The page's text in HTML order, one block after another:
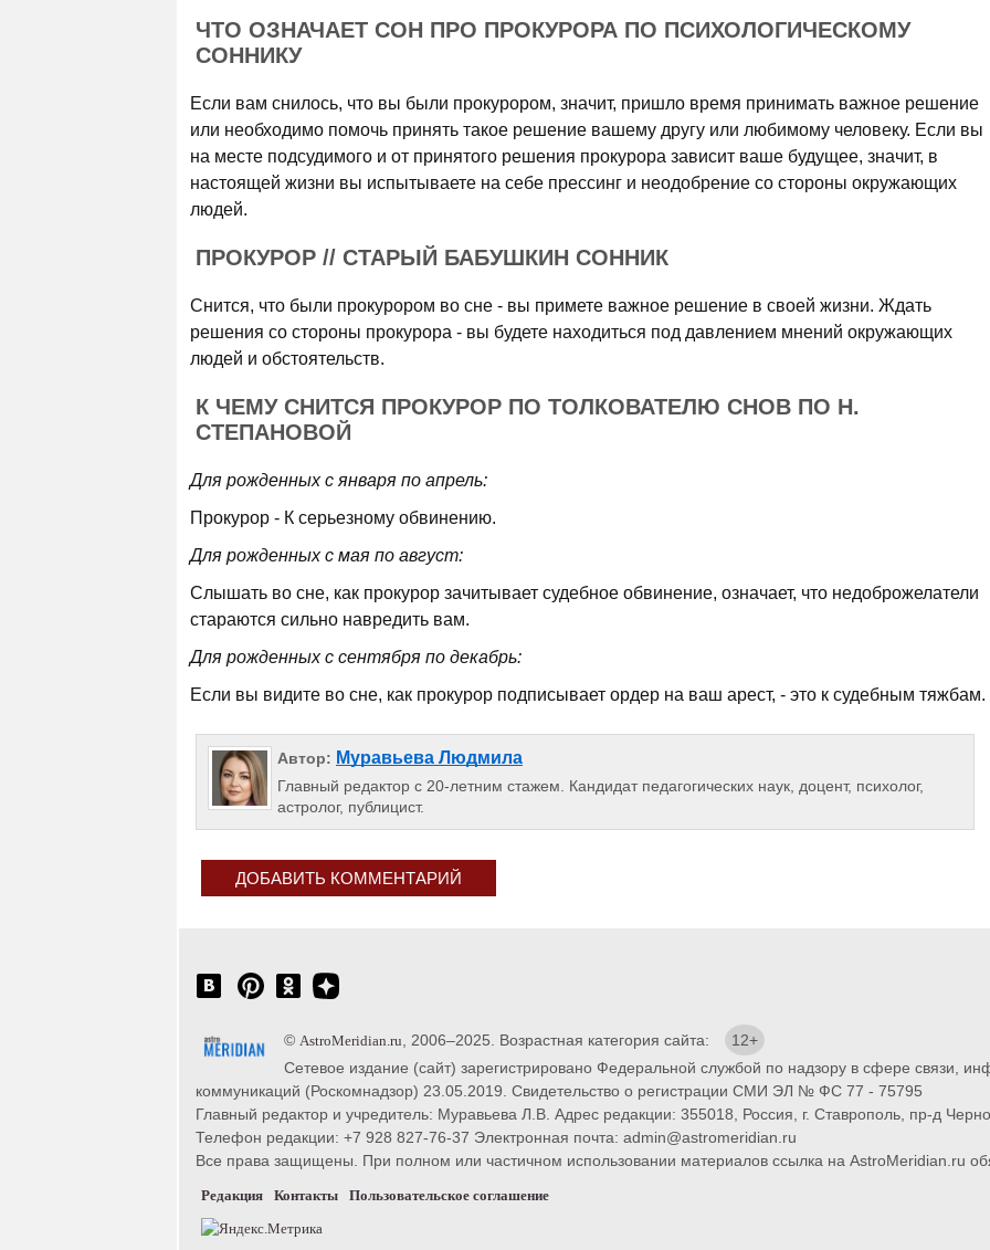
ЧТО ОЗНАЧАЕТ СОН ПРО ПРОКУРОРА ПО ПСИХОЛОГИЧЕСКОМУ
СОННИКУ
Если вам снилось, что вы были прокурором, значит, пришло время принимать важное решение
или необходимо помочь принять такое решение вашему другу или любимому человеку. Если вы
на месте подсудимого и от принятого решения прокурора зависит ваше будущее, значит, в
настоящей жизни вы испытываете на себе прессинг и неодобрение со стороны окружающих
людей.
ПРОКУРОР // СТАРЫЙ БАБУШКИН СОННИК
Снится, что были прокурором во сне - вы примете важное решение в своей жизни. Ждать
решения со стороны прокурора - вы будете находиться под давлением мнений окружающих
людей и обстоятельств.
К ЧЕМУ СНИТСЯ ПРОКУРОР ПО ТОЛКОВАТЕЛЮ СНОВ ПО Н.
СТЕПАНОВОЙ
Для рожденных с января по апрель:
Прокурор - К серьезному обвинению.
Для рожденных с мая по август:
Слышать во сне, как прокурор зачитывает судебное обвинение, означает, что недоброжелатели
стараются сильно навредить вам.
Для рожденных с сентября по декабрь:
Если вы видите во сне, как прокурор подписывает ордер на ваш арест, - это к судебным тяжбам.
Автор: Муравьева Людмила
Главный редактор с 20-летним стажем. Кандидат педагогических наук, доцент, психолог,
астролог, публицист.
ДОБАВИТЬ КОММЕНТАРИЙ
© AstroMeridian.ru , 2006–2025. Возрастная категория сайта:
12+
Сетевое издание (сайт) зарегистрировано Федеральной службой по надзору в сфере связи,
коммуникаций (Роскомнадзор) 23.05.2019. Свидетельство о регистрации СМИ ЭЛ № ФС 77 - 75795
Главный редактор и учредитель: Муравьева Л.В. Адрес редакции: 355018, Россия, г. Ставрополь, пр-д
Телефон редакции: +7 928 827-76-37 Электронная почта: admin@astromeridian.ru
Все права защищены. При полном или частичном использовании материалов ссылка на AstroMeridian.ru
Редакция Контакты Пользовательское соглашение